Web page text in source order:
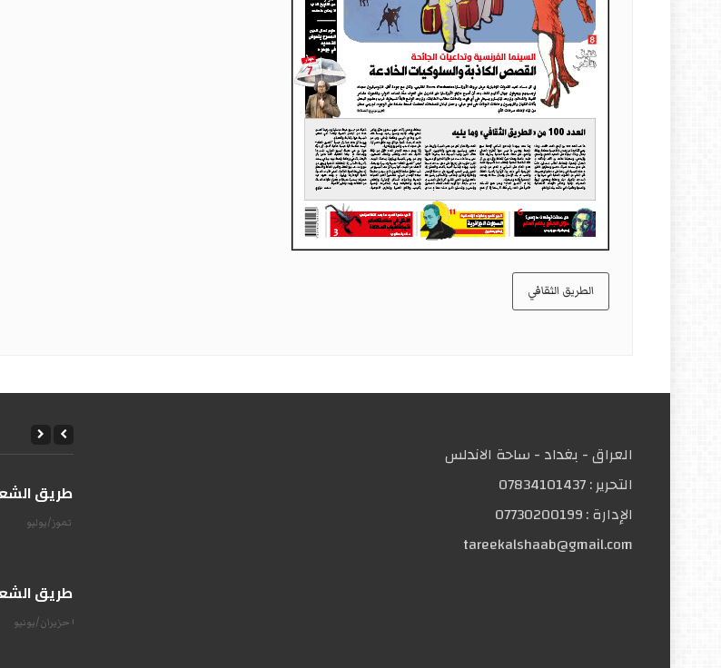
الطريق الثقافي
العراق - بغداد - ساحة الاندلس
التحریر :07834101437
الإدارة :07730200199
tareekalshaab@gmail.com
على طريق
على طريق
07 حزيران/يونيو